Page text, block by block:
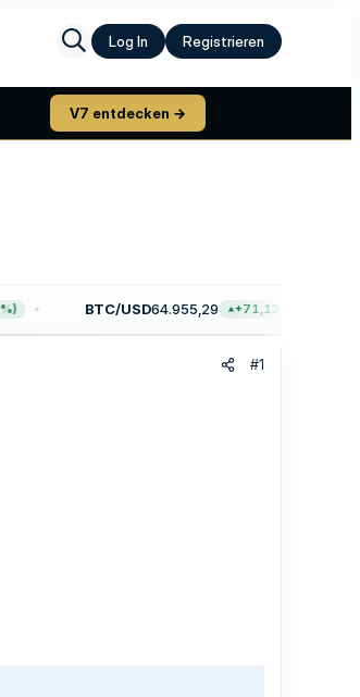
Log In Registrieren
V7 entdecken →
BTC/USD64.955,29 +71,13 (+0,11 %)
#1